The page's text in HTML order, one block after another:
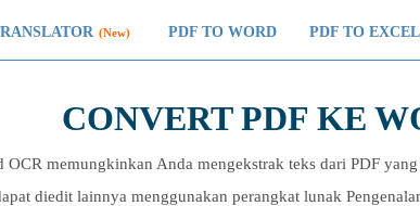
(New) PDF TO WORD PDF TO EXCEL
CONVERT PDF KE
OCR memungkinkan Anda mengekstrak teks dari PDF
diedit lainnya menggunakan perangkat lunak